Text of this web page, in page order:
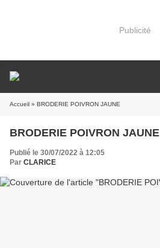
Publicité
Accueil » BRODERIE POIVRON JAUNE
BRODERIE POIVRON JAUNE
Publié le 30/07/2022 à 12:05
Par CLARICE